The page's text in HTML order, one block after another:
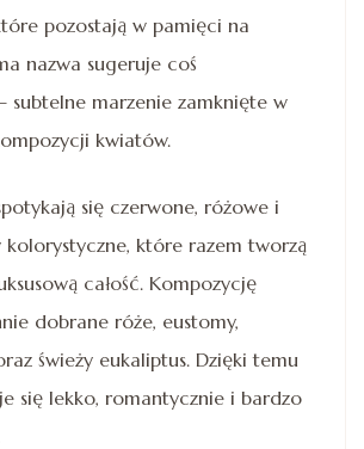
pozostają w pamięci na
nazwa sugeruje coś
subtelne marzenie zamknięte w
kwiatów.
się czerwone, różowe i
kolorystyczne, które razem tworzą
całość. Kompozycję
dobrane róże, eustomy,
świeży eukaliptus. Dzięki temu
się lekko, romantycznie i bardzo